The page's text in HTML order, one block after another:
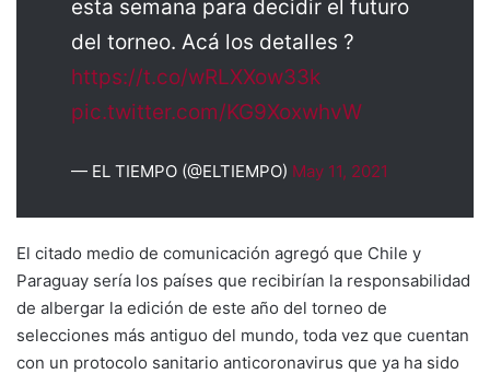
esta semana para decidir el futuro
del torneo. Acá los detalles ?
https://t.co/wRLXXow33k
pic.twitter.com/KG9XoxwhvW
— EL TIEMPO (@ELTIEMPO) May 11, 2021
El citado medio de comunicación agregó que Chile y
Paraguay sería los países que recibirían la responsabilidad
de albergar la edición de este año del torneo de
selecciones más antiguo del mundo, toda vez que cuentan
con un protocolo sanitario anticoronavirus que ya ha sido